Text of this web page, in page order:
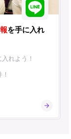
を手に入れ
れよう！